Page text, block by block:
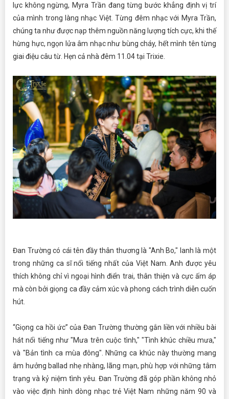
lực không ngừng, Myra Trần đang từng bước khẳng định vị trí
của mình trong làng nhạc Việt. Từng đêm nhạc với Myra Trần,
chúng ta như được nạp thêm nguồn năng lượng tích cực, khi thế
hừng hực, ngọn lửa âm nhạc như bùng cháy, hết mình tên từng
giai điệu câu từ. Hẹn cả nhà đêm 11.04 tại Trixie.
Đan Trường có cái tên đầy thân thương là "Anh Bo," lanh là một
trong những ca sĩ nổi tiếng nhất của Việt Nam. Anh được yêu
thích không chỉ vì ngoại hình điển trai, thân thiện và cực ấm áp
mà còn bởi giọng ca đầy cảm xúc và phong cách trình diễn cuốn
hút.
“Giọng ca hồi ức” của Đan Trường thường gắn liền với nhiều bài
hát nổi tiếng như "Mưa trên cuộc tình," "Tình khúc chiều mưa,"
và "Bản tình ca mùa đông". Những ca khúc này thường mang
âm hưởng ballad nhẹ nhàng, lãng mạn, phù hợp với những tâm
trạng và kỷ niệm tình yêu. Đan Trường đã góp phần không nhỏ
vào việc định hình dòng nhạc trẻ Việt Nam những năm 90 và